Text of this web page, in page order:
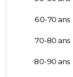
60-70 ans
70-80 ans
80-90 ans